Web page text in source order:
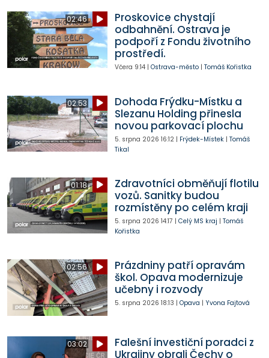
02:46
Proskovice chystají
odbahnění. Ostrava je
podpoří z Fondu životního
prostředí.
Včera 9:14| Ostrava-město| Tomáš Kořistka
02:53
Dohoda Frýdku-Místku a
Slezanu Holding přinesla
novou parkovací plochu
5. srpna 2026 16:12| Frýdek-Místek| Tomáš
Tikal
01:18
Zdravotníci obměňují flotilu
vozů. Sanitky budou
rozmístěny po celém kraji
5. srpna 2026 14:17 | Celý MS kraj | Tomáš
Kořistka
02:56
Prázdniny patří opravám
škol. Opava modernizuje
učebny i rozvody
5. srpna 2026 18:13 | Opava | Yvona Fajtová
03:02
Falešní investiční poradci z
Ukrajiny obrali Čechy o